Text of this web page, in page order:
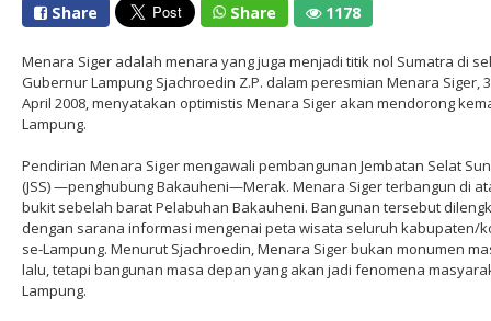
Share Share 1178
Menara Siger adalah menara yang juga menjadi titik nol Sumatra di
Gubernur Lampung Sjachroedin Z.P. dalam peresmian Menara Siger,
April 2008, menyatakan optimistis Menara Siger akan mendorong
Lampung.
Pendirian Menara Siger mengawali pembangunan Jembatan Selat
(JSS) —penghubung Bakauheni—Merak. Menara Siger terbangun di
bukit sebelah barat Pelabuhan Bakauheni. Bangunan tersebut
dengan sarana informasi mengenai peta wisata seluruh kabupaten/
se-Lampung. Menurut Sjachroedin, Menara Siger bukan monumen
lalu, tetapi bangunan masa depan yang akan jadi fenomena
Lampung.